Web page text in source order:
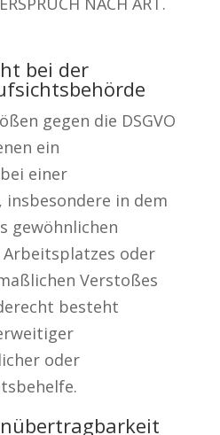
bei der
gegen die DSGVO
ein
einer
in dem
gewöhnlichen
oder
Verstoßes
besteht
oder